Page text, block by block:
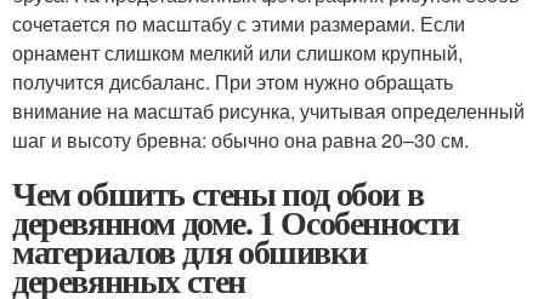
сочетается по масштабу с этими размерами. Если
орнамент слишком мелкий или слишком крупный,
получится дисбаланс. При этом нужно обращать
внимание на масштаб рисунка, учитывая определенный
шаг и высоту бревна: обычно она равна 20–30 см.
Чем обшить стены под обои в
деревянном доме. 1 Особенности
материалов для обшивки
деревянных стен